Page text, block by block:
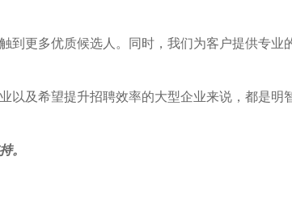
到更多优质候选人。同时，我们为客户提供专业
以及希望提升招聘效率的大型企业来说，都是明
。